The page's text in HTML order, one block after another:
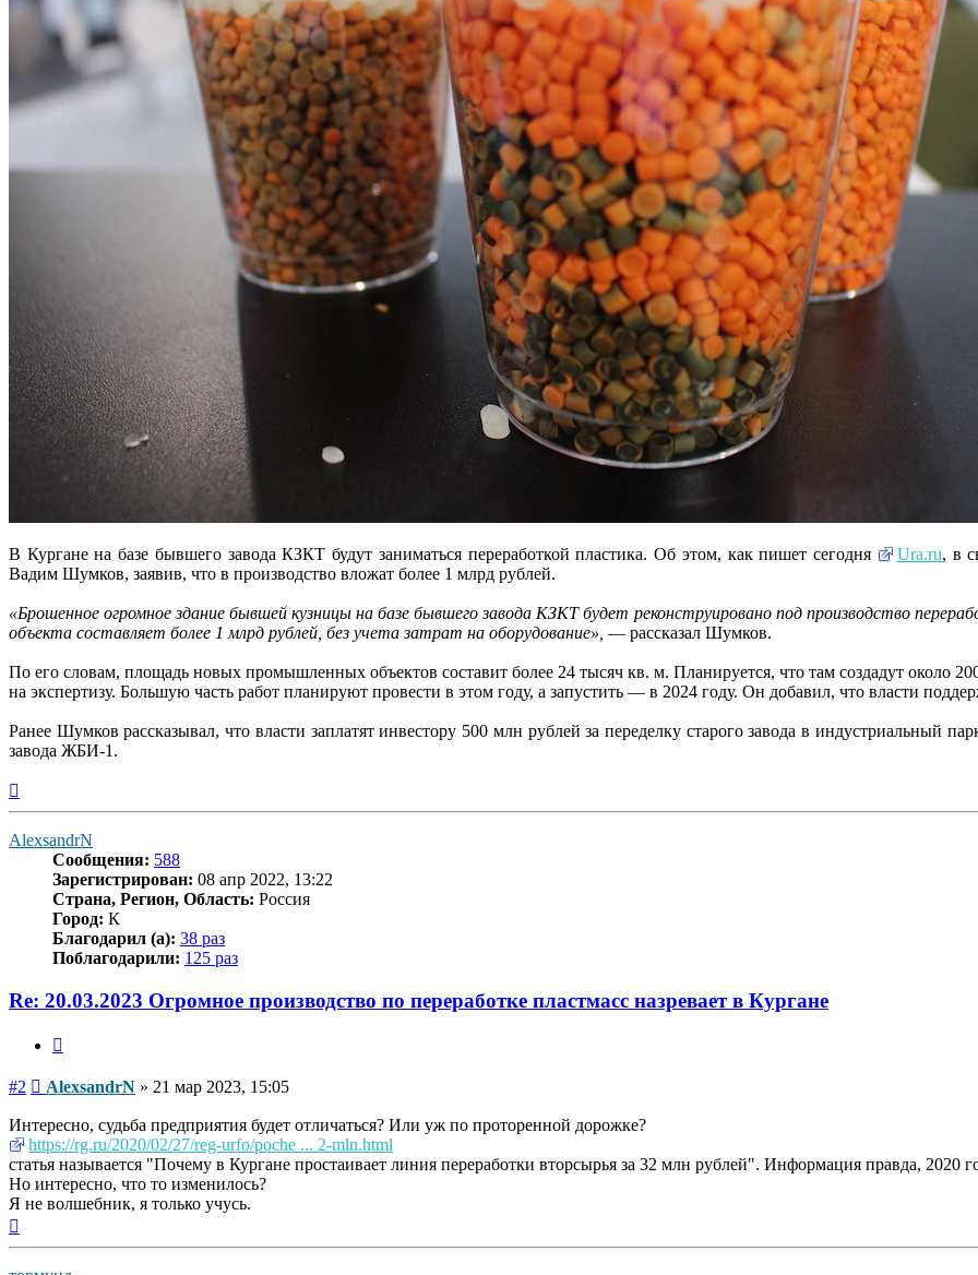
В Кургане на базе бывшего завода КЗКТ будут заниматься переработкой пластика. Об этом, как пишет сегодня Ura.ru, в
Вадим Шумков, заявив, что в производство вложат более 1 млрд рублей.
«Брошенное огромное здание бывшей кузницы на базе бывшего завода КЗКТ будет реконструировано под производство
объекта составляет более 1 млрд рублей, без учета затрат на оборудование», — рассказал Шумков.
По его словам, площадь новых промышленных объектов составит более 24 тысяч кв. м. Планируется, что там создадут около
на экспертизу. Большую часть работ планируют провести в этом году, а запустить — в 2024 году. Он добавил, что власти
Ранее Шумков рассказывал, что власти заплатят инвестору 500 млн рублей за переделку старого завода в индустриальный
завода ЖБИ-1.
AlexsandrN
Сообщения: 588
Зарегистрирован: 08 апр 2022, 13:22
Страна, Регион, Область: Россия
Город: К
Благодарил (а): 38 раз
Поблагодарили: 125 раз
Re: 20.03.2023 Огромное производство по переработке пластмасс назревает в Кургане
#2 Сообщение
AlexsandrN » 21 мар 2023, 15:05
Интересно, судьба предприятия будет отличаться? Или уж по проторенной дорожке?
https://rg.ru/2020/02/27/reg-urfo/poche ... 2-mln.html
статья называется "Почему в Кургане простаивает линия переработки вторсырья за 32 млн рублей". Информация правда, 2020
Но интересно, что то изменилось?
Я не волшебник, я только учусь.